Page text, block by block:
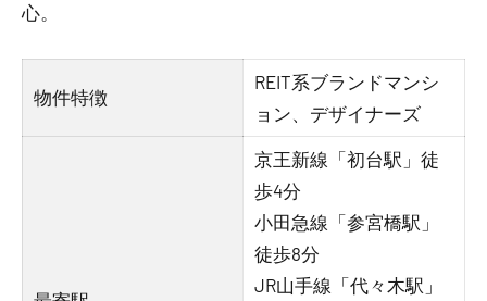
心。
物件特徴
REIT系ブランドマンシ
ョン、デザイナーズ
京王新線「初台駅」徒
歩4分
小田急線「参宮橋駅」
徒歩8分
JR山手線「代々木駅」